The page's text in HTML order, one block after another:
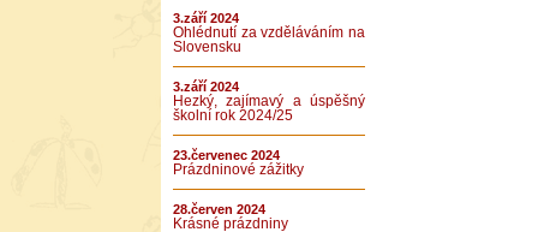
3.září 2024
Ohlédnutí za vzděláváním na
Slovensku
3.září 2024
Hezký, zajímavý a úspěšný
školní rok 2024/25
23.červenec 2024
Prázdninové zážitky
28.červen 2024
Krásné prázdniny